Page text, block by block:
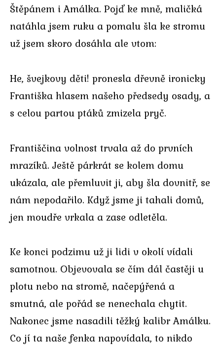
Štěpánem i Amálka. Pojď ke mně, maličká
natáhla jsem ruku a pomalu šla ke stromu
už jsem skoro dosáhla ale vtom:
He, švejkovy děti! pronesla dřevně ironicky
Františka hlasem našeho předsedy osady, a
s celou partou ptáků zmizela pryč.
Františčina volnost trvala až do prvních
mrazíků. Ještě párkrát se kolem domu
ukázala, ale přemluvit ji, aby šla dovnitř, se
nám nepodařilo. Když jsme ji tahali domů,
jen moudře vrkala a zase odletěla.
Ke konci podzimu už ji lidi v okolí vídali
samotnou. Objevovala se čím dál častěji u
plotu nebo na stromě, načepýřená a
smutná, ale pořád se nenechala chytit.
Nakonec jsme nasadili těžký kalibr Amálku.
Co jí ta naše fenka napovídala, to nikdo